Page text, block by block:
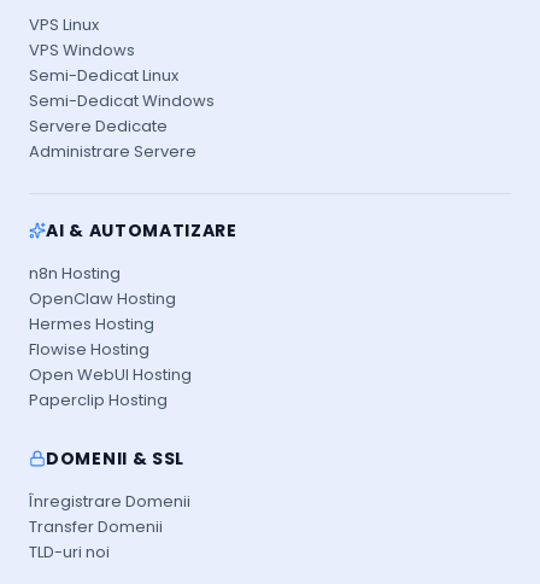
VPS Linux
VPS Windows
Semi-Dedicat Linux
Semi-Dedicat Windows
Servere Dedicate
Administrare Servere
AI & AUTOMATIZARE
n8n Hosting
OpenClaw Hosting
Hermes Hosting
Flowise Hosting
Open WebUI Hosting
Paperclip Hosting
DOMENII & SSL
Înregistrare Domenii
Transfer Domenii
TLD-uri noi